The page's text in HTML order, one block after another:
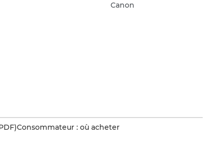
Canon
Consommateur : où acheter